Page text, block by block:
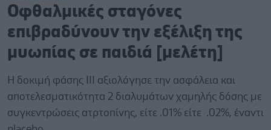
Οφθαλμικές σταγόνες
επιβραδύνουν την εξέλιξη της
μυωπίας σε παιδιά [μελέτη]
Η δοκιμή φάσης ΙΙΙ αξιολόγησε την ασφάλεια και
αποτελεσματικότητα 2 διαλυμάτων χαμηλής δόσης με
συγκεντρώσεις ατρτοπίνης, είτε .01% είτε .02%, έναντι